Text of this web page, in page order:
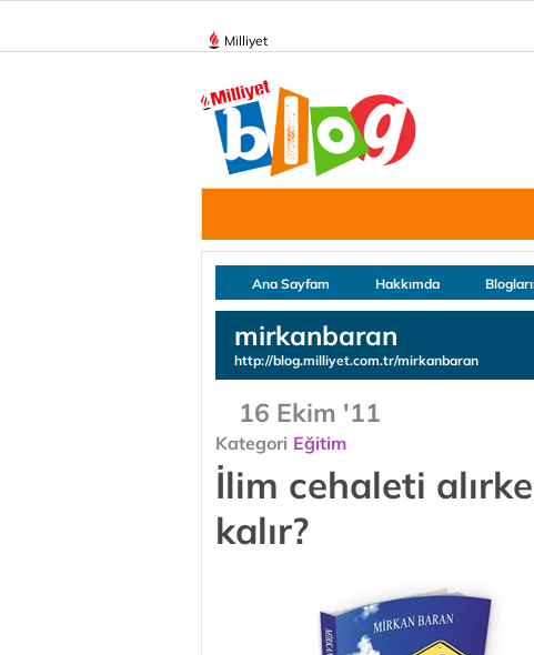
Milliyet
Ana Sayfam Hakkımda
mirkanbaran
http://blog.milliyet.com.tr/mirkanbaran
16 Ekim '11
Kategori Eğitim
İlim cehaleti
kalır?